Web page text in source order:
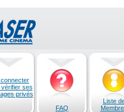
ses
privés
FAQ
Liste